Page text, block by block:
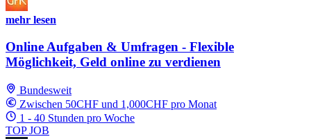
mehr lesen
Online Aufgaben & Umfragen - Flexible
Möglichkeit, Geld online zu verdienen
Bundesweit
Zwischen 50CHF und 1,000CHF pro Monat
1 - 40 Stunden pro Woche
TOP JOB